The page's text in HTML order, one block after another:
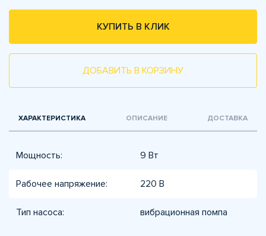
КУПИТЬ В КЛИК
ДОБАВИТЬ В КОРЗИНУ
ХАРАКТЕРИСТИКА ОПИСАНИЕ ДОСТАВКА
Мощность: 9 Вт
Рабочее напряжение: 220 В
Тип насоса: вибрационная помпа